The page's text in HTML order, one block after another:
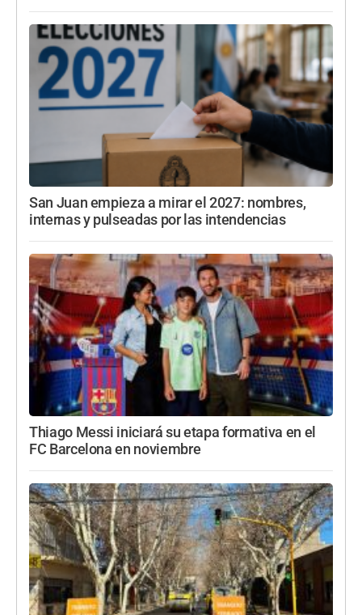
San Juan empieza a mirar el 2027: nombres,
internas y pulseadas por las intendencias
Thiago Messi iniciará su etapa formativa en el
FC Barcelona en noviembre